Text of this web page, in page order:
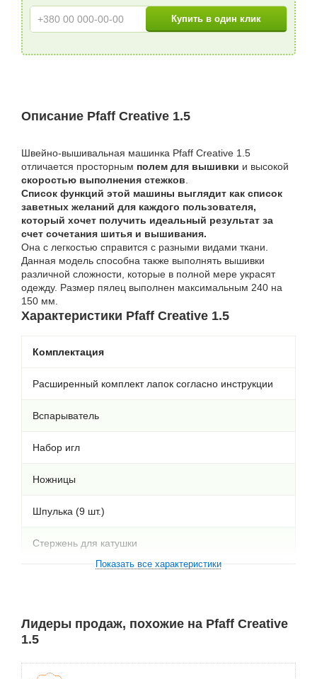
Описание Pfaff Creative 1.5
Швейно-вышивальная машинка Pfaff Creative 1.5
отличается просторным полем для вышивки и высокой
скоростью выполнения стежков
Список функций этой машины выглядит как список
заветных желаний для каждого пользователя,
который хочет получить идеальный результат за
счет сочетания шитья и вышивания.
Она с легкостью справится с разными видами ткани.
Данная модель способна также выполнять вышивки
различной сложности, которые в полной мере украсят
одежду. Размер пялец выполнен максимальным 240 на
150 мм.
Характеристики Pfaff Creative 1.5
Комплектация
Расширенный комплект лапок согласно инструкции
Вспарыватель
Набор игл
Ножницы
Шпулька (9 шт.)
Стержень для катушки
Подкладка под катушку
Лапка для потайной строчки
Показать все характеристики
Лидеры продаж, похожие на Pfaff Creative
1.5